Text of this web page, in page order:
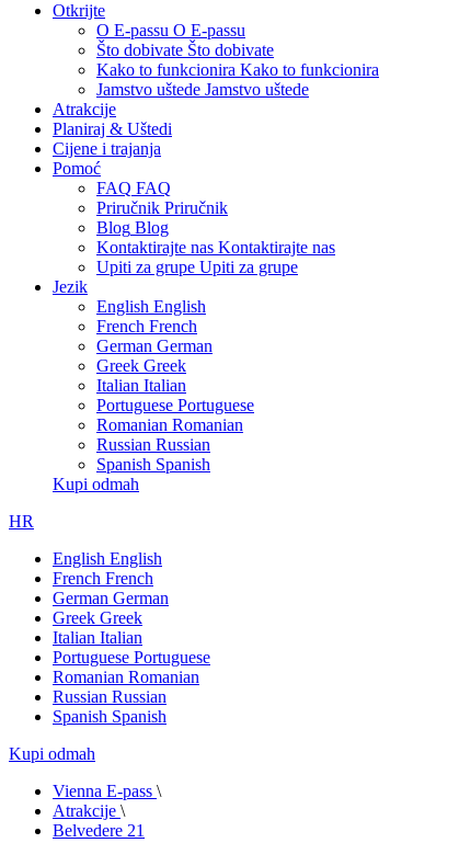
Otkrijte
O E-passu O E-passu
Što dobivate Što dobivate
Kako to funkcionira Kako to funkcionira
Jamstvo uštede Jamstvo uštede
Atrakcije
Planiraj & Uštedi
Cijene i trajanja
Pomoć
FAQ FAQ
Priručnik Priručnik
Blog Blog
Kontaktirajte nas Kontaktirajte nas
Upiti za grupe Upiti za grupe
Jezik
English English
French French
German German
Greek Greek
Italian Italian
Portuguese Portuguese
Romanian Romanian
Russian Russian
Spanish Spanish
Kupi odmah
HR
English English
French French
German German
Greek Greek
Italian Italian
Portuguese Portuguese
Romanian Romanian
Russian Russian
Spanish Spanish
Kupi odmah
Vienna E-pass \
Atrakcije \
Belvedere 21